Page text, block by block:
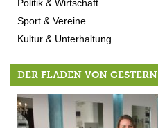
Politik & Wirtschaft
Sport & Vereine
Kultur & Unterhaltung
DER FLADEN VON GESTERN